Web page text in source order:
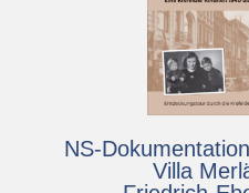
NS-
Villa